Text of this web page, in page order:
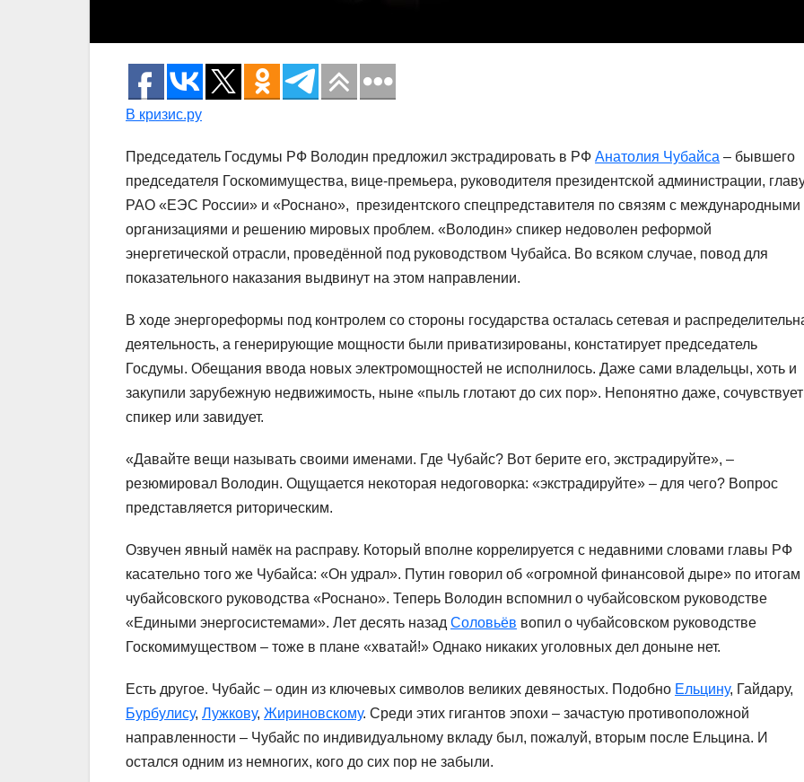
В кризис.ру
Председатель Госдумы РФ Володин предложил экстрадировать в РФ Анатолия Чубайса – бывшего
председателя Госкомимущества, вице-премьера, руководителя президентской администрации,
РАО «ЕЭС России» и «Роснано», президентского спецпредставителя по связям с международными
организациями и решению мировых проблем. «Володин» спикер недоволен реформой
энергетической отрасли, проведённой под руководством Чубайса. Во всяком случае, повод для
показательного наказания выдвинут на этом направлении.
В ходе энергореформы под контролем со стороны государства осталась сетевая и
деятельность, а генерирующие мощности были приватизированы, констатирует председатель
Госдумы. Обещания ввода новых электромощностей не исполнилось. Даже сами владельцы, хоть и
закупили зарубежную недвижимость, ныне «пыль глотают до сих пор». Непонятно даже, сочувствует
спикер или завидует.
«Давайте вещи называть своими именами. Где Чубайс? Вот берите его, экстрадируйте», –
резюмировал Володин. Ощущается некоторая недоговорка: «экстрадируйте» – для чего? Вопрос
представляется риторическим.
Озвучен явный намёк на расправу. Который вполне коррелируется с недавними словами главы РФ
касательно того же Чубайса: «Он удрал». Путин говорил об «огромной финансовой дыре» по итогам
чубайсовского руководства «Роснано». Теперь Володин вспомнил о чубайсовском руководстве
«Едиными энергосистемами». Лет десять назад Соловьёв вопил о чубайсовском руководстве
Госкомимуществом – тоже в плане «хватай!» Однако никаких уголовных дел доныне нет.
Есть другое. Чубайс – один из ключевых символов великих девяностых. Подобно Ельцину, Гайдару,
Бурбулису, Лужкову, Жириновскому. Среди этих гигантов эпохи – зачастую противоположной
направленности – Чубайс по индивидуальному вкладу был, пожалуй, вторым после Ельцина. И
остался одним из немногих, кого до сих пор не забыли.